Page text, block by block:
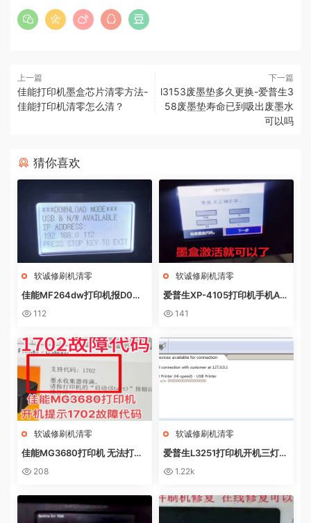
上一篇
佳能打印机墨盒芯片清零方法-
佳能打印机清零怎么清？
下一篇
l3153废墨垫多久更换-爱普生3
58废墨垫寿命已到吸出废墨水
可以吗
猜你喜欢
软诚修刷机清零
佳能MF264dw打印机报D0W
NL0AD MODE快速解决方法
112
软诚修刷机清零
爱普生XP-4105打印机手机AP
P上点了更新固件之后不识别墨
141
软诚修刷机清零
佳能MG3680打印机 无法打印
电脑提示错误代码5B02 废墨收
208
软诚修刷机清零
爱普生L3251打印机开机三灯长
亮 无自检动作
1.22k